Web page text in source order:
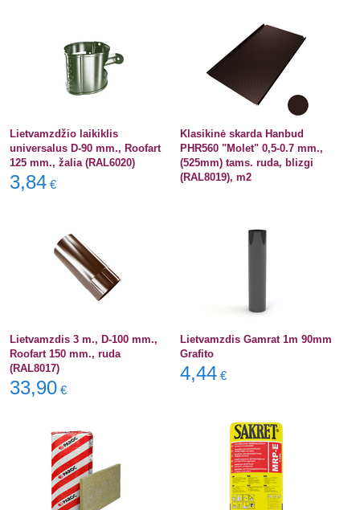
Lietvamzdžio laikiklis
universalus D-90 mm., Roofart
125 mm., žalia (RAL6020)
3,84 €
Klasikinė skarda Hanbud
PHR560 "Molet" 0,5-0.7 mm.,
(525mm) tams. ruda, blizgi
(RAL8019), m2
Lietvamzdis 3 m., D-100 mm.,
Roofart 150 mm., ruda
(RAL8017)
33,90 €
Lietvamzdis Gamrat 1m 90mm
Grafito
4,44 €